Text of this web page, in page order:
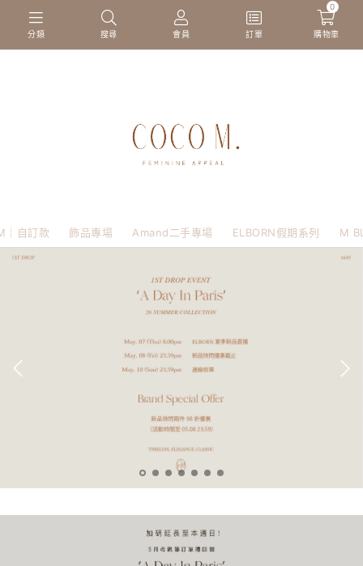
分類 搜尋 會員 訂單
0
購物車
｜自訂款 飾品專場 Amand二手專場 ELBORN假期系列 M